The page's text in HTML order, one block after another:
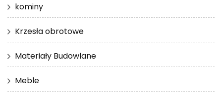
kominy
Krzesła obrotowe
Materiały Budowlane
Meble